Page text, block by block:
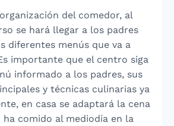
del comedor, al
se hará llegar a los padres
diferentes menús que va a
importante que el centro siga
informado a los padres, sus
y técnicas culinarias ya
en casa se adaptará la cena
ha comido al mediodía en la